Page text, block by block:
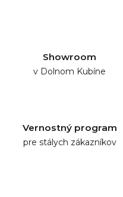
Showroom
v Dolnom Kubíne
Vernostný program
pre stálych zákazníkov